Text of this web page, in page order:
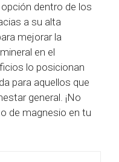
dentro de los
a su alta
mejorar la
en el
lo posicionan
para aquellos que
general. ¡No
de magnesio en tu